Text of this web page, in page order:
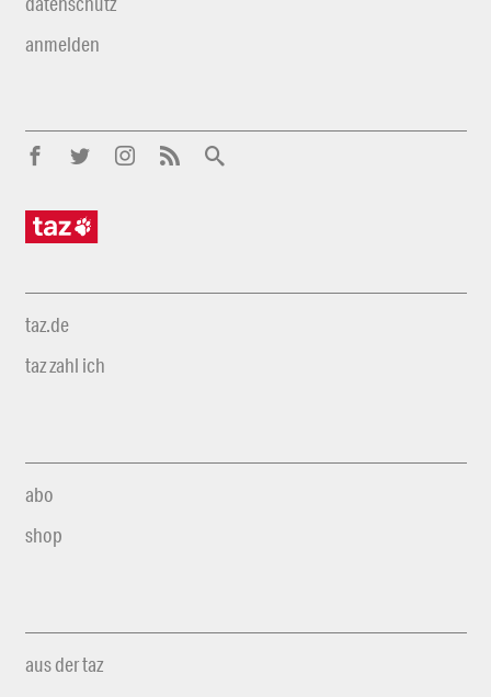
anmelden
taz.de
taz zahl ich
abo
shop
aus der taz